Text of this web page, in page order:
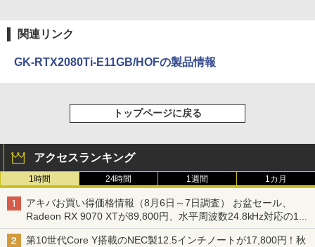
関連リンク
GK-RTX2080Ti-E11GB/HOFの製品情報
トップページに戻る
アクセスランキング
1時間 24時間 1週間 1カ月
アキバお買い得価格情報（8月6日～7日調査） お盆セール、
Radeon RX 9070 XTが89,800円、水平周波数24.8kHz対応の17
型モニターが9,801円、暑さ指数連動セール ほか
第10世代Core Y搭載のNEC製12.5インチノートが17,800円！秋